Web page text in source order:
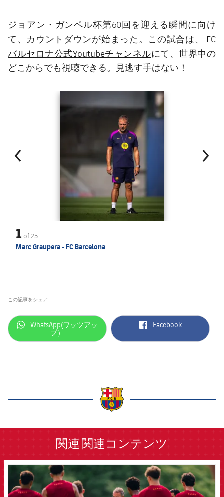
ジョアン・ガンペル杯第60回を迎える瞬間に向け
て、カウントダウンが始まった。この試合は、 FC
バルセロナ公式Youtubeチャンネルにて、世界中の
どこからでも視聴できる。見逃す手はない！
label.aria.chevronleft
1 of 25
Marc Graupera - FC Barcelona
この記事をシェア
label.aria.whatsapp
WhatsApp(ワッツアッ
プ）
label.aria.facebook
Facebook
関連 関連コンテンツ
FCB Barcelona badge